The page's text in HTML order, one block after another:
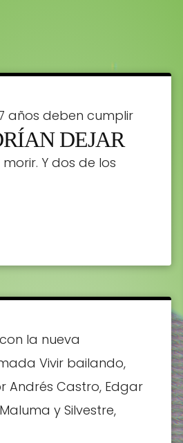
DEJAR
años deben cumplir
te toque bolita
Y dos de los
la nueva
Vivir bailando,
Andrés Castro, Edgar
y Silvestre,